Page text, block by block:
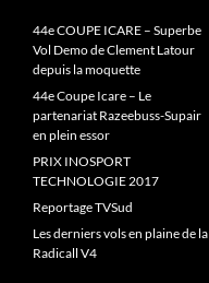
44e COUPE ICARE – Superbe
Vol Demo de Clement Latour
depuis la moquette
44e Coupe Icare – Le
partenariat Razeebuss-Supair
en plein essor
PRIX INOSPORT
TECHNOLOGIE 2017
Reportage TVSud
Les derniers vols en plaine de la
Radicall V4